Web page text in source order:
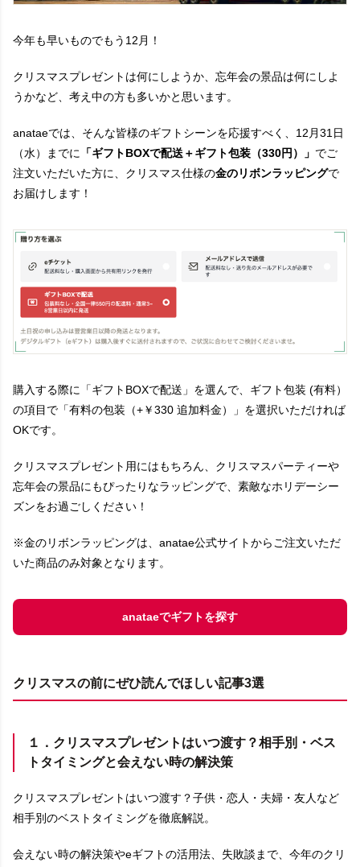
今年も早いものでもう12月！
クリスマスプレゼントは何にしようか、忘年会の景品は何にしよ
うかなど、考え中の方も多いかと思います。
anataeでは、そんな皆様のギフトシーンを応援すべく、12月31日
（水）までに
「ギフトBOXで配送＋ギフト包装（330円）」 でご
注文いただいた方に、クリスマス仕様の金のリボンラッピングで
お届けします！
購入する際に「ギフトBOXで配送」を選んで、ギフト包装 (有料）
の項目で「有料の包装（+￥330 追加料金）」を選択いただければ
OKです。
クリスマスプレゼント用にはもちろん、クリスマスパーティーや
忘年会の景品にもぴったりなラッピングで、素敵なホリデーシー
ズンをお過ごしください！
※金のリボンラッピングは、anatae公式サイトからご注文いただ
いた商品のみ対象となります。
anataeでギフトを探す
クリスマスの前にぜひ読んでほしい記事3選
１．クリスマスプレゼントはいつ渡す？相手別・ベス
トタイミングと会えない時の解決策
クリスマスプレゼントはいつ渡す？子供・恋人・夫婦・友人など
相手別のベストタイミングを徹底解説。
会えない時の解決策やeギフトの活用法、失敗談まで、今年のクリ